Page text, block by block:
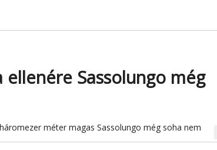
Sassolungo még
méter magas Sassolungo még soha nem